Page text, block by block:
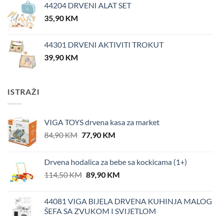
44204 DRVENI ALAT SET
35,90 KM
44301 DRVENI AKTIVITI TROKUT
39,90 KM
ISTRAŽI
VIGA TOYS drvena kasa za market
84,90KM Original
84,90 KM.
77,90 KMCurrent
77,90 KM.
Drvena hodalica za bebe sa kockicama (1+)
114,50KM Original
114,50 KM.
89,90 KMCurrent
89,90 KM.
44081 VIGA BIJELA DRVENA KUHINJA MALOG
ŠEFA SA ZVUKOM I SVIJETLOM